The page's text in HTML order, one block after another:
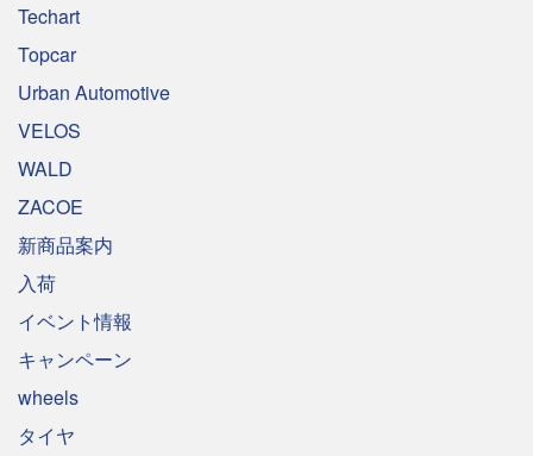
Techart
Topcar
Urban Automotive
VELOS
WALD
ZACOE
新商品案内
入荷
イベント情報
キャンペーン
wheels
タイヤ